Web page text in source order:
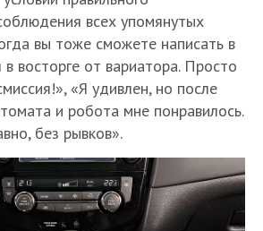
всех упомянутых
вы тоже сможете написать в
восторге от вариатора. Просто
«Я удивлен, но после
и робота мне понравилось.
без рывков».